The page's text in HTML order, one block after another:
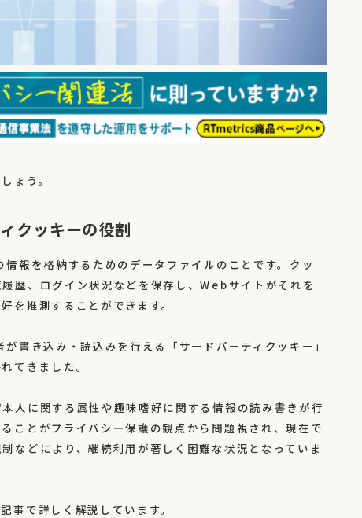
ょう。
クッキーの役割
報を格納するためのデータファイルのことです。クッ
歴、ログイン状況などを保存し、Webサイトがそれを
を推測することができます。
書き込み・読込みを行える「サードパーティクッキー」
てきました。
人に関する属性や趣味嗜好に関する情報の読み書きが行
ことがプライバシー保護の観点から問題視され、現在で
などにより、継続利用が著しく困難な状況となっていま
事で詳しく解説しています。